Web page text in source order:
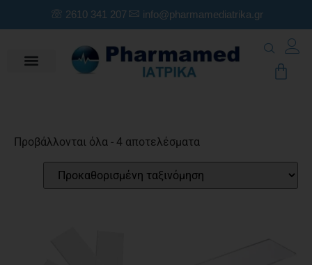
2610 341 207 info@pharmamediatrika.gr
Προβάλλονται όλα - 4 αποτελέσματα